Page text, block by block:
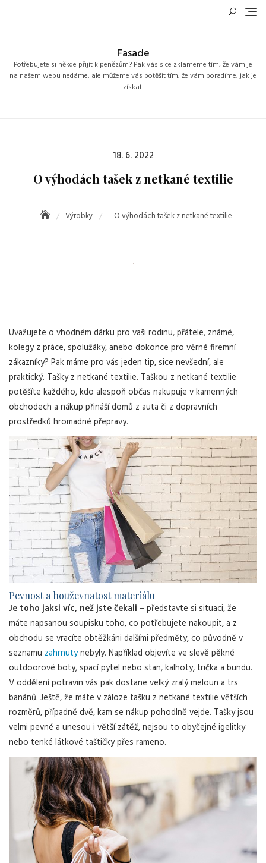
Fasade
Potřebujete si někde přijít k penězům? Pak vás sice zklameme tím, že vám je
na našem webu nedáme, ale můžeme vás potěšit tím, že vám poradíme, jak je
získat.
Posted
18. 6. 2022
O výhodách tašek z netkané textilie
Výrobky O výhodách tašek z netkané textilie
Uvažujete o vhodném dárku pro vaši rodinu, přátele, známé,
kolegy z práce, spolužáky, anebo dokonce pro věrné firemní
zákazníky? Pak máme pro vás jeden tip, sice nevšední, ale
praktický. Tašky z netkané textilie. Taškou z netkané textilie
potěšíte každého, kdo alespoň občas nakupuje v kamenných
obchodech a nákup přináší domů z auta či z dopravních
prostředků hromadné přepravy.
Pevnost a houževnatost materiálu
Je toho jaksi víc, než jste čekali – představte si situaci, že
máte napsanou soupisku toho, co potřebujete nakoupit, a z
obchodu se vracíte obtěžkáni dalšími předměty, co původně v
seznamu zahrnutynebyly. Například objevíte ve slevě pěkné
outdoorové boty, spací pytel nebo stan, kalhoty, trička a bundu.
V oddělení potravin vás pak dostane velký zralý meloun a trs
banánů. Ještě, že máte v záloze tašku z netkané textilie větších
rozměrů, případně dvě, kam se nákup pohodlně vejde. Tašky jsou
velmi pevné a unesou i větší zátěž, nejsou to obyčejné igelitky
nebo tenké látkové taštičky přes rameno.